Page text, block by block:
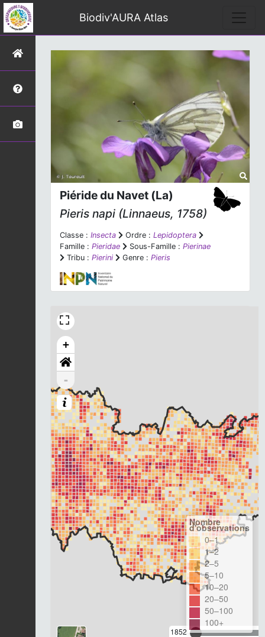
Biodiv'AURA Atlas
Piéride du Navet (La)
Pieris napi (Linnaeus, 1758)
Classe : Insecta Ordre : Lepidoptera
Famille : Pieridae Sous-Famille : Pierinae
Tribu : Pierini Genre : Pieris
+
-
1852
Nombre
d'observations
0–1
1–2
2–5
5–10
10–20
20–50
50–100
100+